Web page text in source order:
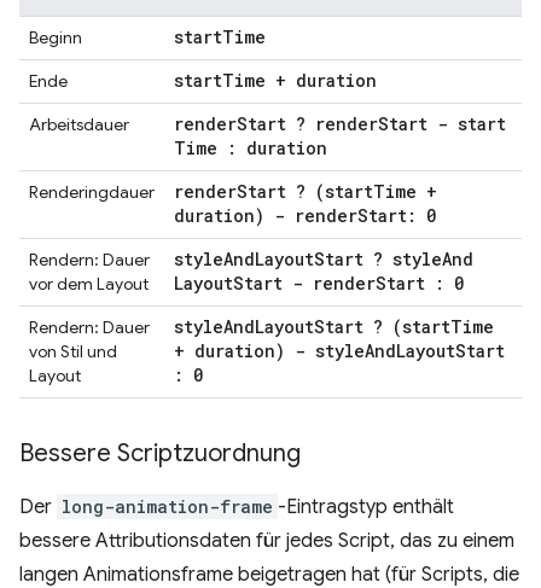
Beginn startTime
Ende startTime + duration
Arbeitsdauer renderStart ? renderStart - start
Time : duration
Renderingdauer renderStart ? (startTime +
duration) - renderStart: 0
Rendern: Dauer
vor dem Layout
styleAndLayoutStart ? styleAnd
LayoutStart - renderStart : 0
Rendern: Dauer
von Stil und
Layout
styleAndLayoutStart ? (startTime
+ duration) - styleAndLayoutStart
: 0
Bessere Scriptzuordnung
Der long-animation-frame -Eintragstyp enthält
bessere Attributionsdaten für jedes Script, das zu einem
langen Animationsframe beigetragen hat (für Scripts, die